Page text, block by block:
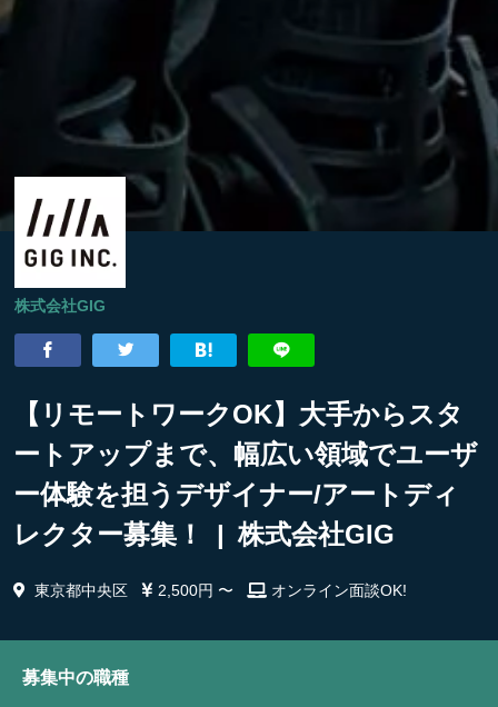
株式会社GIG
【リモートワークOK】大手からスタ
ートアップまで、幅広い領域でユーザ
ー体験を担うデザイナー/アートディ
レクター募集！ | 株式会社GIG
東京都中央区 2,500円 〜 オンライン面談OK!
募集中の職種